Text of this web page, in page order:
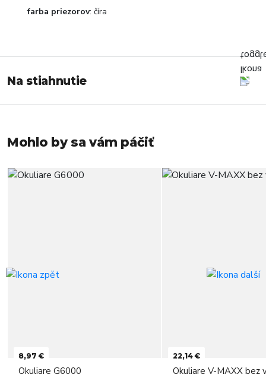
farba priezorov: číra
Na stiahnutie
Mohlo by sa vám páčiť
8,97 €
Okuliare G6000
22,14 €
Okuliare V-MAXX bez